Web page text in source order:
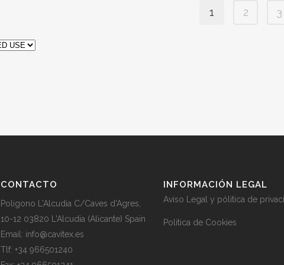
1 2 3
CONTACTO
Poligono L'Alcudia C/Caves d'Agres,
10-12 03820 L'Alcudia (Alicante) Spain
Email: info@cavitex.es
Tlf: +34 966501240
INFORMACIÓN LEGAL
Aviso Legal y pólitica de
Politica de Cookies